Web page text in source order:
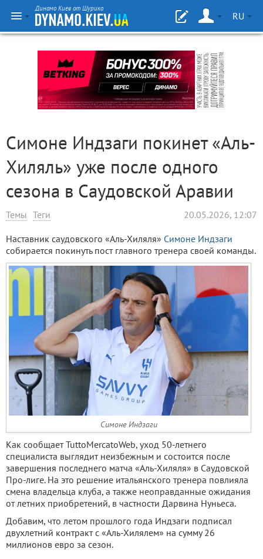
Динамо Киев от Шурика
RU
Симоне Индзаги покинет «Аль-
Хиляль» уже после одного
сезона в Саудовской Аравии
Темы Теги 20.05.2026, 12:07
Наставник саудовского «Аль-Хиляля» Симоне Индзаги
собирается покинуть пост главного тренера своей команды.
Симоне Индзаги
Как сообщает TuttoMercatoWeb, уход 50-летнего
специалиста выглядит неизбежным и состоится после
завершения последнего матча «Аль-Хиляля» в Саудовской
Про-лиге. На это решение итальянского тренера повлияла
смена владельца клуба, а также неоправданные ожидания
от летних приобретений, в частности Дарвина Нуньеса.
Добавим, что летом прошлого года Индзаги подписал
двухлетний контракт с «Аль-Хилялем» на сумму 26
миллионов евро за сезон.